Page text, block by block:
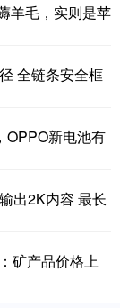
羊毛，实则是苹
全链条安全框
OPPO新电池有
出2K内容 最长
矿产品价格上